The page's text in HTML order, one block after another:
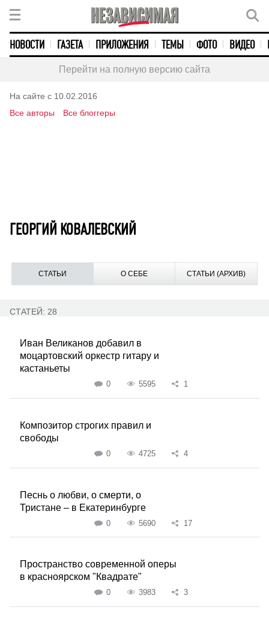
НОВОСТИ ГАЗЕТА ПРИЛОЖЕНИЯ ТЕМЫ ФОТО ВИДЕО
Перейти на полную версию сайта
На сайте с 10.02.2016
Все авторы
Все блоггеры
ГЕОРГИЙ КОВАЛЕВСКИЙ
СТАТЬИ О СЕБЕ СТАТЬИ (АРХИВ)
СТАТЕЙ: 28
Иван Великанов добавил в
моцартовский оркестр гитару и
кастаньеты
0 5595 1
Композитор строгих правил и
свободы
0 4725 4
Песнь о любви, о смерти, о
Тристане – в Екатеринбурге
0 5690 17
Пространство современной оперы
в красноярском "Квадрате"
0 3983 3